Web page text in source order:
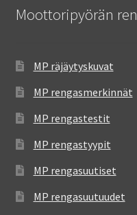
Moottoripyörän
MP räjäytyskuvat
MP rengasmerkinnät
MP rengastestit
MP rengastyypit
MP rengasuutiset
MP rengasuutuudet